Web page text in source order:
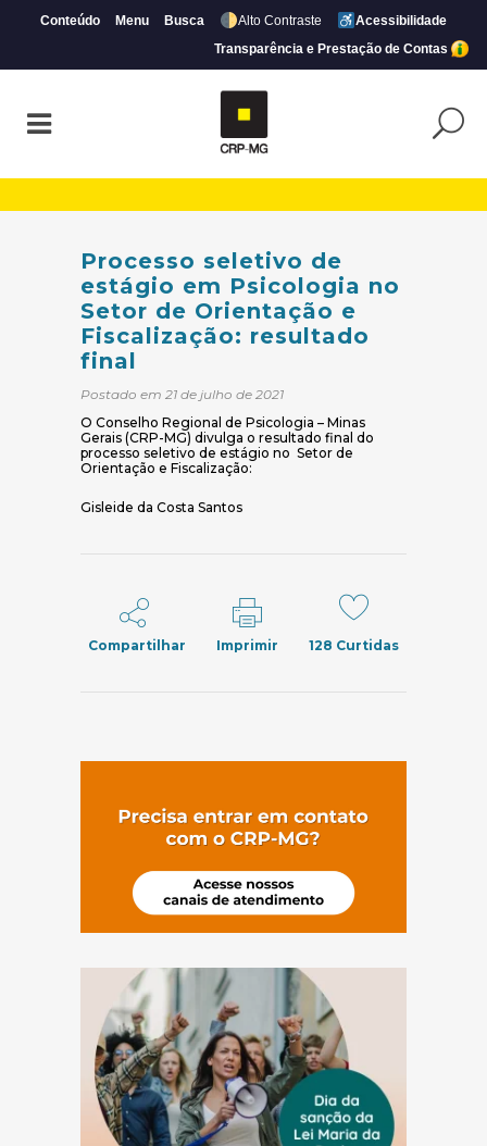
Conteúdo Menu Busca Alto Contraste
Acessibilidade
Transparência e Prestação de Contas
Processo seletivo de
estágio em Psicologia no
Setor de Orientação e
Fiscalização: resultado
final
Postado em 21 de julho de 2021
O Conselho Regional de Psicologia – Minas
Gerais (CRP-MG) divulga o resultado final do
processo seletivo de estágio no Setor de
Orientação e Fiscalização:
Gisleide da Costa Santos
Compartilhar Imprimir 128 Curtidas